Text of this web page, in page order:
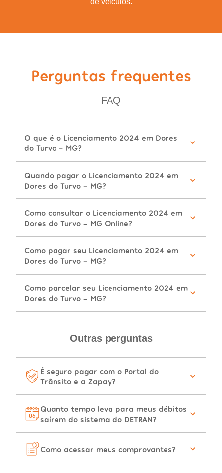
de veículos.
Perguntas frequentes
FAQ
O que é o Licenciamento 2024 em Dores
do Turvo - MG?
Quando pagar o Licenciamento 2024 em
Dores do Turvo - MG?
Como consultar o Licenciamento 2024 em
Dores do Turvo - MG Online?
Como pagar seu Licenciamento 2024 em
Dores do Turvo - MG?
Como parcelar seu Licenciamento 2024 em
Dores do Turvo - MG?
Outras perguntas
É seguro pagar com o Portal do
Trânsito e a Zapay?
Quanto tempo leva para meus débitos
saírem do sistema do DETRAN?
Como acessar meus comprovantes?